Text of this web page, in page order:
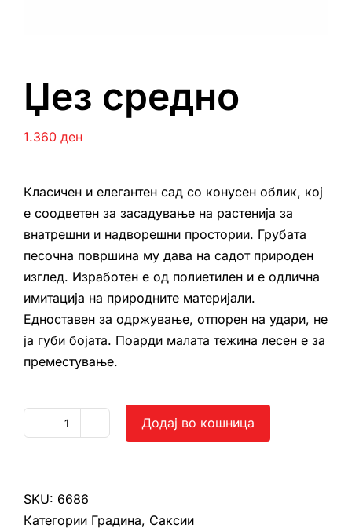
Џез средно
1.360 ден
Класичен и елегантен сад со конусен облик, кој
е соодветен за засадување на растенија за
внатрешни и надворешни простории. Грубата
песочна површина му дава на садот природен
изглед. Изработен е од полиетилен и е одлична
имитација на природните материјали.
Едноставен за одржување, отпорен на удари, не
ја губи бојата. Поарди малата тежина лесен е за
преместување.
Џез
Додај во кошница
SKU: 6686
Категории Градина, Саксии